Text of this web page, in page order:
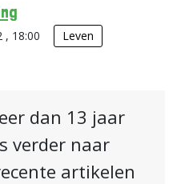
, 18:00 Leven
dan 13 jaar
verder naar
artikelen